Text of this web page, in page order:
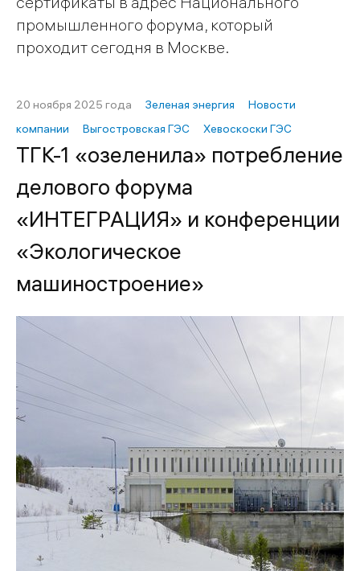
промышленного форума, который
проходит сегодня в Москве.
20 ноября 2025 года Зеленая энергия
Новости
компании
Выгостровская ГЭС Хевоскоски ГЭС
ТГК-1 «озеленила» потребление
делового форума
«ИНТЕГРАЦИЯ» и конференции
«Экологическое
машиностроение»